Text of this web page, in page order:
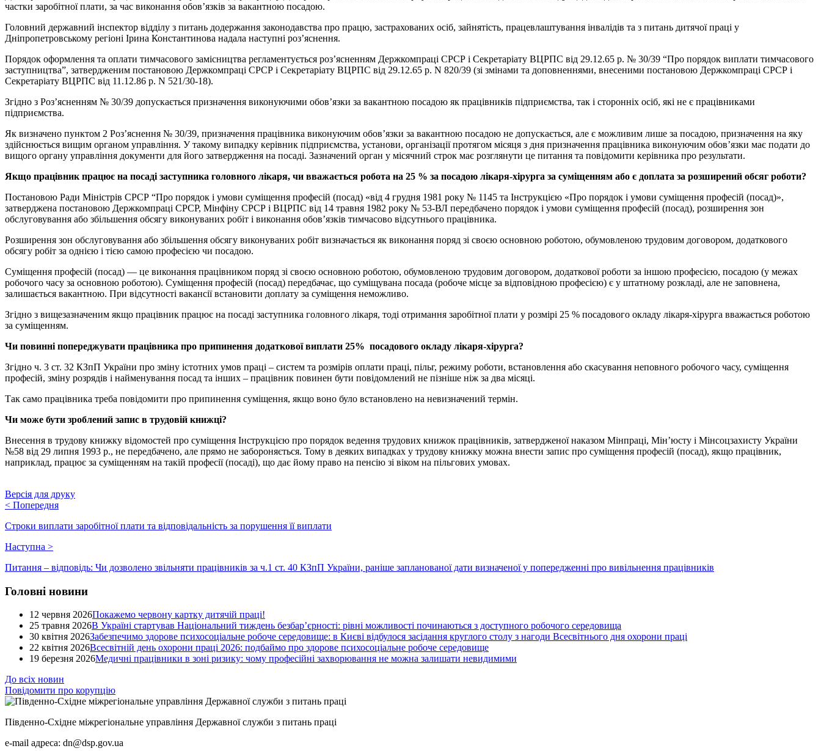
частки заробітної плати, за час виконання обов’язків за вакантною посадою.
Головний державний інспектор відділу з питань додержання законодавства про працю, застрахованих осіб, зайнятість, працевлаштування інвалідів та з питань дитячої праці у
Дніпропетровському регіоні Ірина Константинова надала наступні роз’яснення.
Порядок оформлення та оплати тимчасового замісництва регламентується роз’ясненням Держкомпраці СРСР і Секретаріату ВЦРПС від 29.12.65 р. № 30/39 “Про порядок виплати тимчасового
заступництва”, затвердженим постановою Держкомпраці СРСР і Секретаріату ВЦРПС від 29.12.65 р. N 820/39 (зі змінами та доповненнями, внесеними постановою Держкомпраці СРСР і
Секретаріату ВЦРПС від 11.12.86 р. N 521/30-18).
Згідно з Роз’ясненням № 30/39 допускається призначення виконуючими обов’язки за вакантною посадою як працівників підприємства, так і сторонніх осіб, які не є працівниками
підприємства.
Як визначено пунктом 2 Роз’яснення № 30/39, призначення працівника виконуючим обов’язки за вакантною посадою не допускається, але є можливим лише за посадою, призначення на яку
здійснюється вищим органом управління. У такому випадку керівник підприємства, установи, організації протягом місяця з дня призначення працівника виконуючим обов’язки має подати до
вищого органу управління документи для його затвердження на посаді. Зазначений орган у місячний строк має розглянути це питання та повідомити керівника про результати.
Якщо працівник працює на посаді заступника головного лікаря, чи вважається робота на 25 % за посадою лікаря-хірурга за суміщенням або є доплата за розширений обсяг роботи?
Постановою Ради Міністрів СРСР “Про порядок і умови суміщення професій (посад) «від 4 грудня 1981 року № 1145 та Інструкцією «Про порядок і умови суміщення професій (посад)»,
затверджена постановою Держкомпраці СРСР, Мінфіну СРСР і ВЦРПС від 14 травня 1982 року № 53-ВЛ передбачено порядок і умови суміщення професій (посад), розширення зон
обслуговування або збільшення обсягу виконуваних робіт і виконання обов’язків тимчасово відсутнього працівника.
Розширення зон обслуговування або збільшення обсягу виконуваних робіт визначається як виконання поряд зі своєю основною роботою, обумовленою трудовим договором, додаткового
обсягу робіт за однією і тією самою професією чи посадою.
Суміщення професій (посад) — це виконання працівником поряд зі своєю основною роботою, обумовленою трудовим договором, додаткової роботи за іншою професією, посадою (у межах
робочого часу за основною роботою). Суміщення професій (посад) передбачає, що суміщувана посада (робоче місце за відповідною професією) є у штатному розкладі, але не заповнена,
залишається вакантною. При відсутності вакансії встановити доплату за суміщення неможливо.
Згідно з вищезазначеним якщо працівник працює на посаді заступника головного лікаря, тоді отримання заробітної плати у розмірі 25 % посадового окладу лікаря-хірурга вважається роботою
за суміщенням.
Чи повинні попереджувати працівника про припинення додаткової виплати 25% посадового окладу лікаря-хірурга?
Згідно ч. 3 ст. 32 КЗпП України про зміну істотних умов праці – систем та розмірів оплати праці, пільг, режиму роботи, встановлення або скасування неповного робочого часу, суміщення
професій, зміну розрядів і найменування посад та інших – працівник повинен бути повідомлений не пізніше ніж за два місяці.
Так само працівника треба повідомити про припинення суміщення, якщо воно було встановлено на невизначений термін.
Чи може бути зроблений запис в трудовій книжці?
Внесення в трудову книжку відомостей про суміщення Інструкцією про порядок ведення трудових книжок працівників, затвердженої наказом Мінпраці, Мін’юсту і Мінсоцзахисту України
№58 від 29 липня 1993 р., не передбачено, але прямо не забороняється. Тому в деяких випадках у трудову книжку можна внести запис про суміщення професій (посад), якщо працівник,
наприклад, працює за суміщенням на такій професії (посаді), що дає йому право на пенсію зі віком на пільгових умовах.
Версія для друку
< Попередня
Строки виплати заробітної плати та відповідальність за порушення її виплати
Наступна >
Питання – відповідь: Чи дозволено звільняти працівників за ч.1 ст. 40 КЗпП України, раніше запланованої дати визначеної у попередженні про вивільнення працівників
Головні новини
12 червня 2026Покажемо червону картку дитячій праці!
25 травня 2026В Україні стартував Національний тиждень безбар’єрності: рівні можливості починаються з доступного робочого середовища
30 квітня 2026Забезпечимо здорове психосоціальне робоче середовище: в Києві відбулося засідання круглого столу з нагоди Всесвітнього дня охорони праці
22 квітня 2026Всесвітній день охорони праці 2026: подбаймо про здорове психосоціальне робоче середовище
19 березня 2026Медичні працівники в зоні ризику: чому професійні захворювання не можна залишати невидимими
До всіх новин
Повідомити про корупцію
Південно-Східне міжрегіональне управління Державної служби з питань праці
e-mail адреса: dn@dsp.gov.ua